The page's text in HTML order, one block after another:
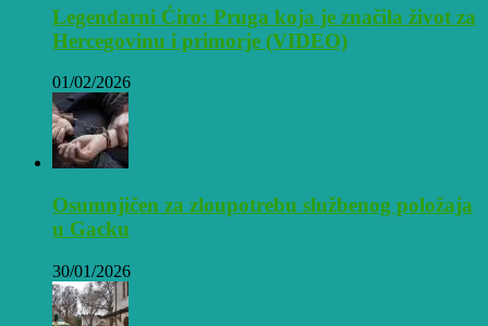
Legendarni Ćiro: Pruga koja je značila život za
Hercegovinu i primorje (VIDEO)
01/02/2026
Osumnjičen za zloupotrebu službenog položaja
u Gacku
30/01/2026